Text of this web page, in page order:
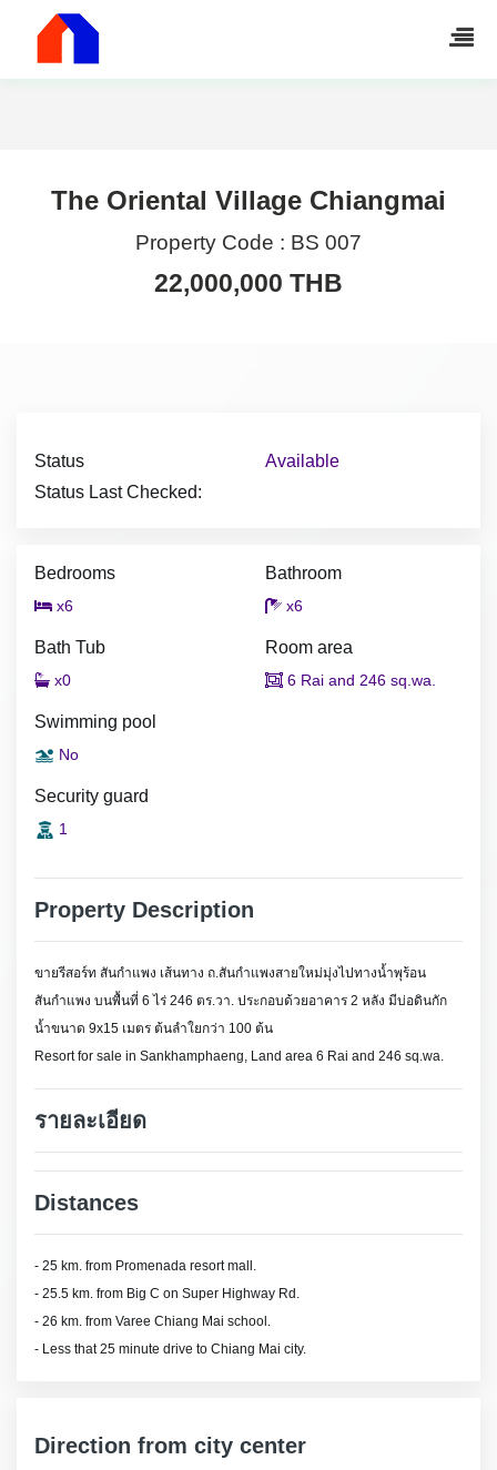
The Oriental Village Chiangmai
Property Code : BS 007
22,000,000 THB
Status
Available
Status Last Checked:
Bedrooms
x6
Bathroom
x6
Bath Tub
x0
Room area
6 Rai and 246 sq.wa.
Swimming pool
No
Security guard
1
Property Description
ขายรีสอร์ท สันกำแพง เส้นทาง ถ.สันกำแพงสายใหม่มุ่งไปทางน้ำพุร้อน
สันกำแพง บนพื้นที่ 6 ไร่ 246 ตร.วา. ประกอบด้วยอาคาร 2 หลัง มีบ่อดินกัก
น้ำขนาด 9x15 เมตร ต้นลำใยกว่า 100 ต้น
Resort for sale in Sankhamphaeng, Land area 6 Rai and 246 sq.wa.
รายละเอียด
Distances
- 25 km. from Promenada resort mall.
- 25.5 km. from Big C on Super Highway Rd.
- 26 km. from Varee Chiang Mai school.
- Less that 25 minute drive to Chiang Mai city.
Direction from city center